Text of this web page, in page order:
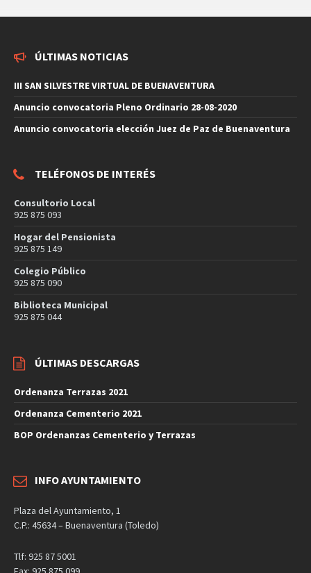
ÚLTIMAS NOTICIAS
III SAN SILVESTRE VIRTUAL DE BUENAVENTURA
Anuncio convocatoria Pleno Ordinario 28-08-2020
Anuncio convocatoria elección Juez de Paz de Buenaventura
TELÉFONOS DE INTERÉS
Consultorio Local
925 875 093
Hogar del Pensionista
925 875 149
Colegio Público
925 875 090
Biblioteca Municipal
925 875 044
ÚLTIMAS DESCARGAS
Ordenanza Terrazas 2021
Ordenanza Cementerio 2021
BOP Ordenanzas Cementerio y Terrazas
INFO AYUNTAMIENTO
Plaza del Ayuntamiento, 1
C.P.: 45634 – Buenaventura (Toledo)
Tlf: 925 87 5001